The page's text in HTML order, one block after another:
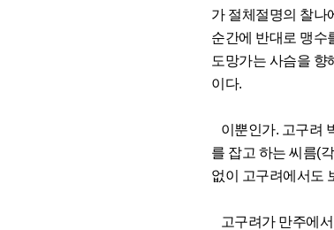
가 절체절명의 찰나
순간에 반대로 맹수
도망가는 사슴을 향
이다.
이뿐인가. 고구려
를 잡고 하는 씨름(
없이 고구려에서도
고구려가 만주에